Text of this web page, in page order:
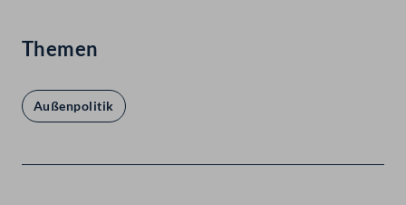
Themen
Außenpolitik